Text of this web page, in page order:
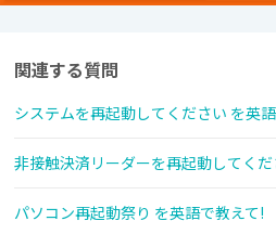
関連する質問
システムを再起動してください を英
非接触決済リーダーを再起動してく
パソコン再起動祭り を英語で教えて!